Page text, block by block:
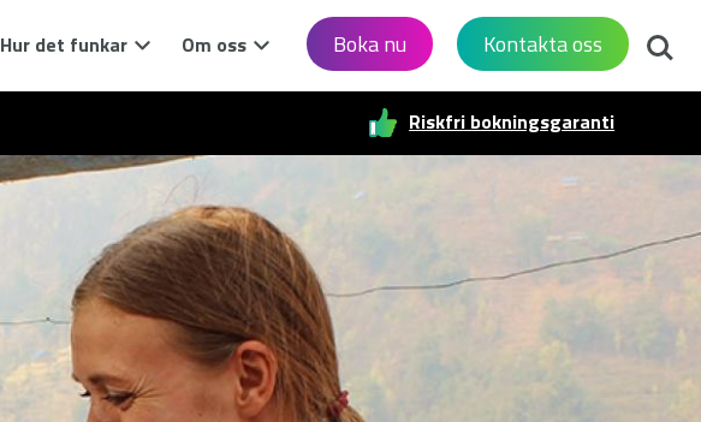
Hur det funkar Om oss Boka nu Kontakta oss Sök
Riskfri bokningsgaranti